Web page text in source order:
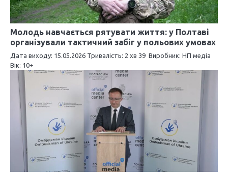
а
п
и
с
Молодь навчається рятувати життя: у Полтаві
організували тактичний забіг у польових умовах
Дата виходу: 15.05.2026 Тривалість: 2 хв 39 Виробник: НП медіа
Вік: 10+